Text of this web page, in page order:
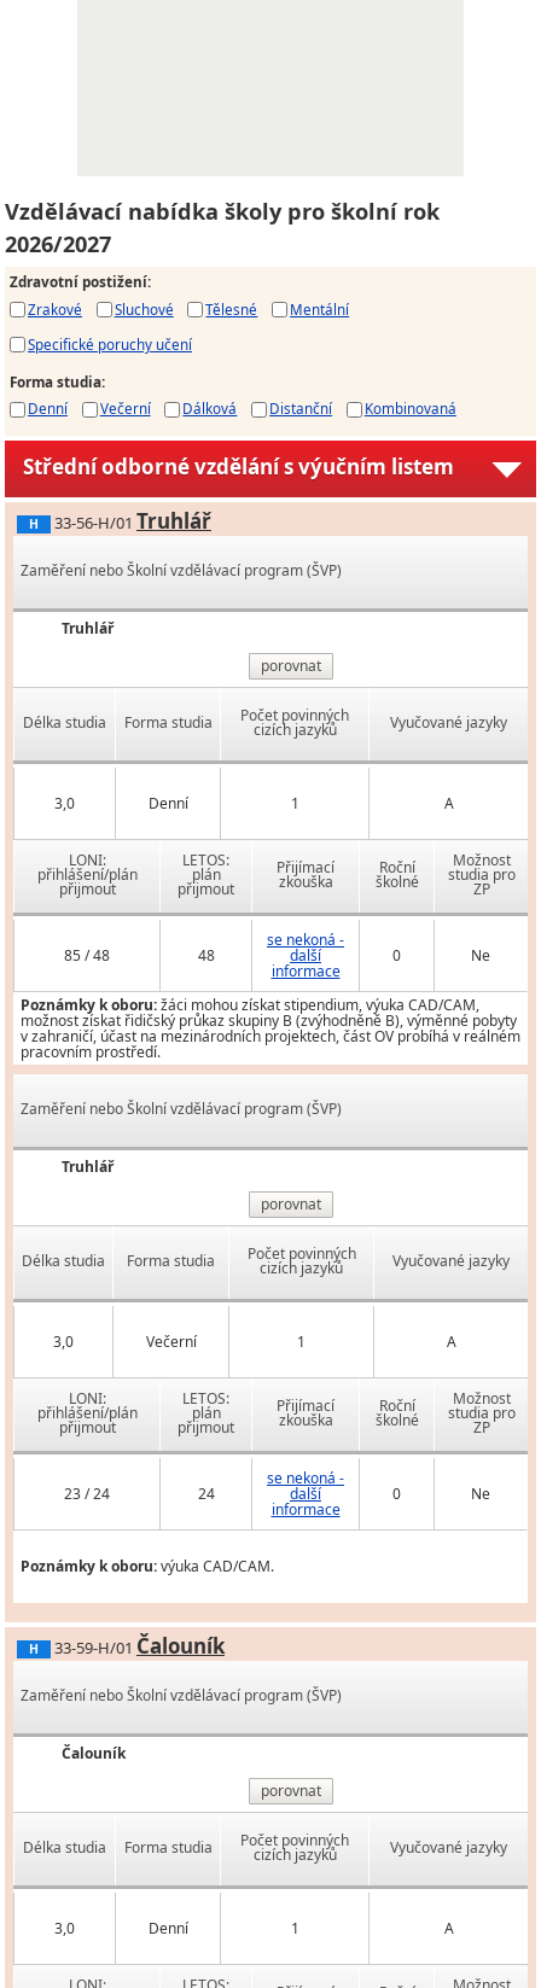
Vzdělávací nabídka školy pro školní rok
2026/2027
Zdravotní postižení:
Zrakové
Sluchové Tělesné
Mentální
Specifické poruchy učení
Forma studia:
Denní
Večerní Dálková Distanční Kombinovaná
Střední odborné vzdělání s výučním listem
H 33-56-H/01 Truhlář
Zaměření nebo Školní vzdělávací program (ŠVP)
Truhlář
porovnat
Délka studia Forma studia Počet povinných
cizích jazyků Vyučované jazyky
3,0 Denní 1 A
LONI:
přihlášení/plán
přijmout
LETOS:
plán
přijmout
Přijímací
zkouška
Roční
školné
Možnost
studia pro
ZP
85 / 48 48
se nekoná -
další
informace
0 Ne
Poznámky k oboru:žáci mohou získat stipendium, výuka CAD/CAM,
možnost získat řidičský průkaz skupiny B (zvýhodněně B), výměnné pobyty
v zahraničí, účast na mezinárodních projektech, část OV probíhá v reálném
pracovním prostředí.
Zaměření nebo Školní vzdělávací program (ŠVP)
Truhlář
porovnat
Délka studia Forma studia Počet povinných
cizích jazyků Vyučované jazyky
3,0 Večerní 1 A
LONI:
přihlášení/plán
přijmout
LETOS:
plán
přijmout
Přijímací
zkouška
Roční
školné
Možnost
studia pro
ZP
23 / 24 24
se nekoná -
další
informace
0 Ne
Poznámky k oboru:výuka CAD/CAM.
H 33-59-H/01 Čalouník
Zaměření nebo Školní vzdělávací program (ŠVP)
Čalouník
porovnat
Délka studia Forma studia Počet povinných
cizích jazyků Vyučované jazyky
3,0 Denní 1 A